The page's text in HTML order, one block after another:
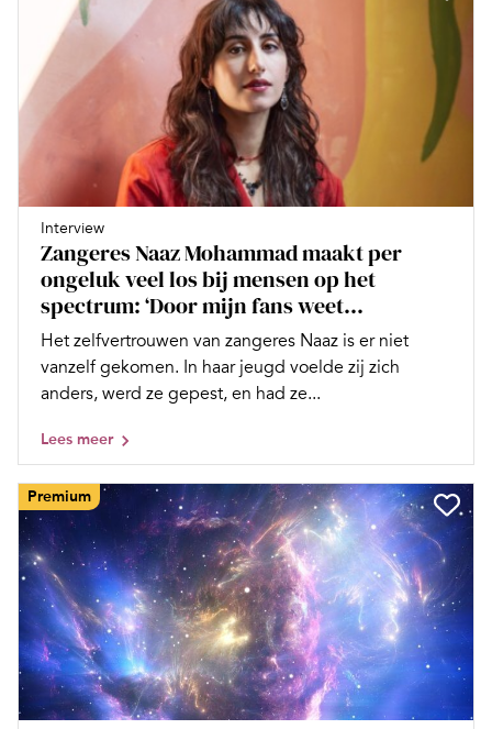
Interview
Zangeres Naaz Mohammad maakt per
ongeluk veel los bij mensen op het
spectrum: ‘Door mijn fans weet...
Het zelfvertrouwen van zangeres Naaz is er niet
vanzelf gekomen. In haar jeugd voelde zij zich
anders, werd ze gepest, en had ze...
Lees meer
Premium